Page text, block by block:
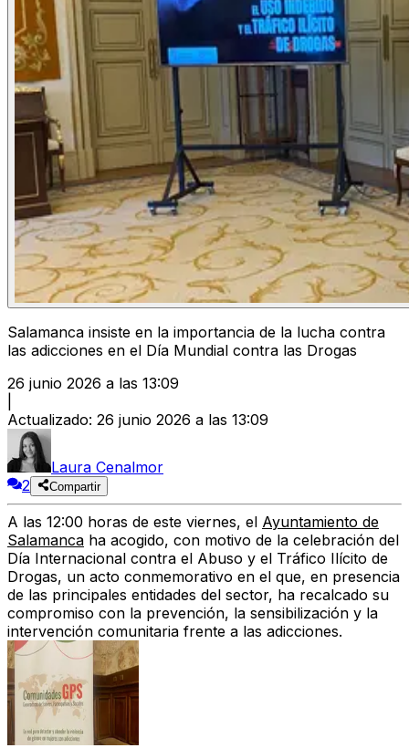
Salamanca insiste en la importancia de la lucha contra
las adicciones en el Día Mundial contra las Drogas
26 junio 2026 a las 13:09
Actualizado: 26 junio 2026 a las 13:09
Laura Cenalmor
2
Compartir
A las 12:00 horas de este viernes, el Ayuntamiento de
Salamanca ha acogido, con motivo de la celebración del
Día Internacional contra el Abuso y el Tráfico Ilícito de
Drogas, un acto conmemorativo en el que, en presencia
de las principales entidades del sector, ha recalcado su
compromiso con la prevención, la sensibilización y la
intervención comunitaria frente a las adicciones.